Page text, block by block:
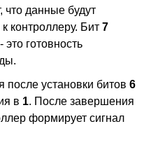
что данные будут
контроллеру. Бит 7
- это готовность
установки битов 6
в 1. После завершения
формирует сигнал